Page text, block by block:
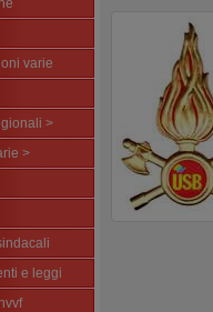
varie
>
>
e leggi